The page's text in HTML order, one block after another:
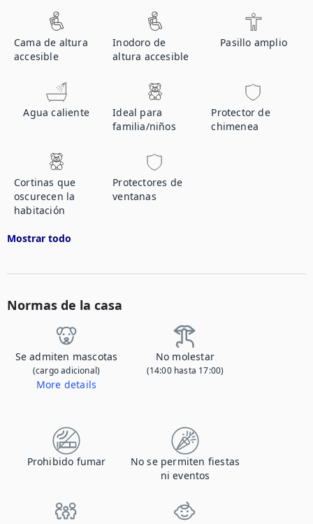
Cama de altura
accesible
Inodoro de
altura accesible
Pasillo amplio
Agua caliente
Ideal para
familia/niños
Protector de
chimenea
Cortinas que
oscurecen la
habitación
Protectores de
ventanas
Mostrar todo
Normas de la casa
Se admiten mascotas
(cargo adicional)
More details
No molestar
(14:00 hasta 17:00)
Prohibido fumar
No se permiten fiestas
ni eventos